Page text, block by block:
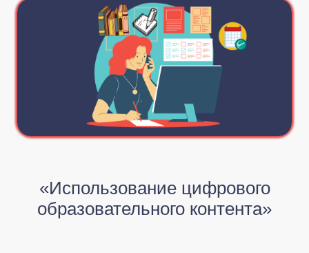
«Использование цифрового
образовательного контента»